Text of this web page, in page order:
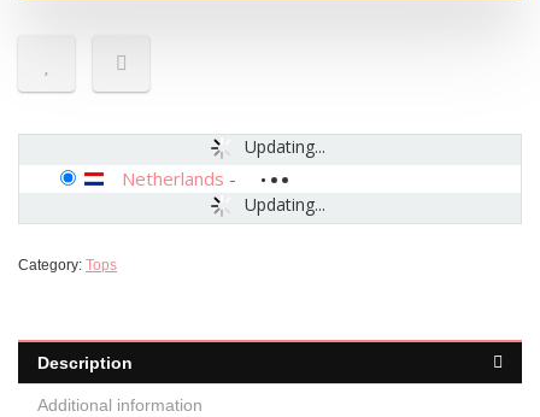
Updating...
Updating...
Netherlands -
Category: Tops
Description
Additional information